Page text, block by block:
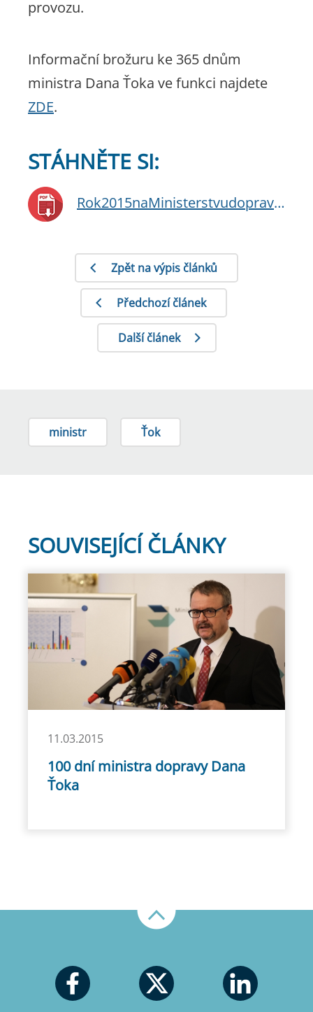
provozu.
Informační brožuru ke 365 dnům
ministra Dana Ťoka ve funkci najdete
ZDE.
STÁHNĚTE SI:
Rok2015naMinisterstvudopravy.pdf
Zpět na výpis článků
Předchozí článek
Další článek
ministr Ťok
SOUVISEJÍCÍ ČLÁNKY
11.03.2015
100 dní ministra dopravy Dana
Ťoka